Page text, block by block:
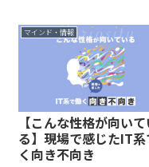
マインド・情報
【こんな性格が向い
る】現場で感じたIT
く向き不向き